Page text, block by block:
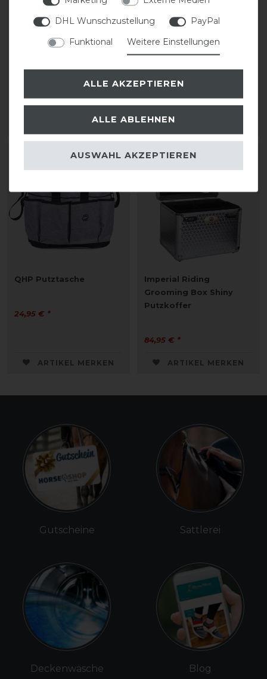
Imperial Riding
ARTIKEL MERKEN
Imperial Riding
Grooming Box Shiny
ARTIKEL MERKEN
QHP Putztasche
24,95 € *
ARTIKEL MERKEN
Imperial Riding
Grooming Box Shiny
Putzkoffer
84,95 € *
ARTIKEL MERKEN
Gutscheine
Deckenwäsche
Sattlerei
Blog
DHL Wunschzustellung
PayPal
Funktional
Weitere Einstellungen
ALLE AKZEPTIEREN
ALLE ABLEHNEN
AUSWAHL AKZEPTIEREN